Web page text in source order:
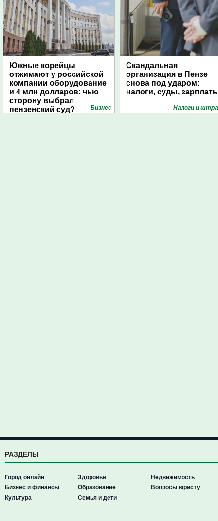
Южные корейцы
отжимают у российской
компании оборудование
и 4 млн долларов: чью
сторону выбрал
пензенский суд?
Бизнес
Скандальная
организация в Пензе
снова под ударом:
налоги, суды,
Налоги и
РАЗДЕЛЫ
Город онлайн
Бизнес и финансы
Культура
Здоровье
Образование
Семья и дети
Недвижимость
Вопросы юристу